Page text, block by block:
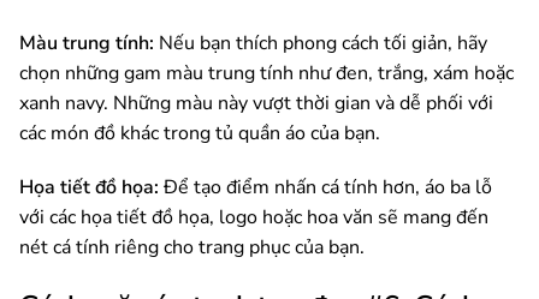
Màu trung tính: Nếu bạn thích phong cách tối giản, hãy
chọn những gam màu trung tính như đen, trắng, xám hoặc
xanh navy. Những màu này vượt thời gian và dễ phối với
các món đồ khác trong tủ quần áo của bạn.
Họa tiết đồ họa: Để tạo điểm nhấn cá tính hơn, áo ba lỗ
với các họa tiết đồ họa, logo hoặc hoa văn sẽ mang đến
nét cá tính riêng cho trang phục của bạn.